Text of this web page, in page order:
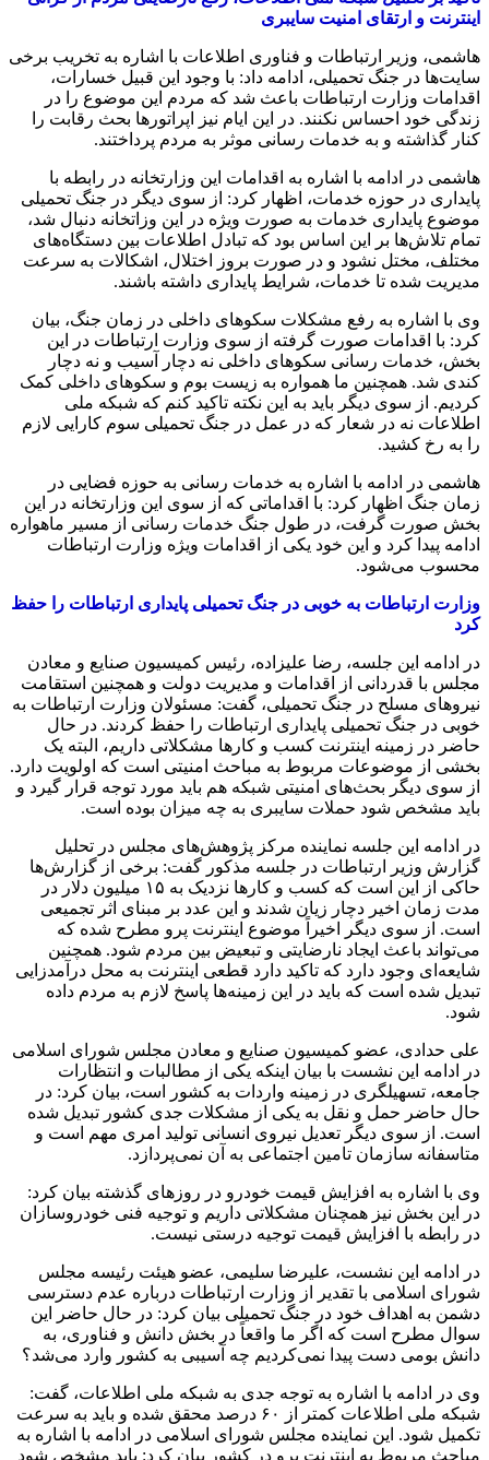
اینترنت و ارتقای امنیت سایبری
هاشمی، وزیر ارتباطات و فناوری اطلاعات با اشاره به تخریب برخی
سایت‌ها در جنگ تحمیلی، ادامه داد: با وجود این قبیل خسارات،
اقدامات وزارت ارتباطات باعث شد که مردم این موضوع را در
زندگی خود احساس نکنند. در این ایام نیز اپراتورها بحث رقابت را
کنار گذاشته و به خدمات رسانی موثر به مردم پرداختند.
هاشمی در ادامه با اشاره به اقدامات این وزارتخانه در رابطه با
پایداری در حوزه خدمات، اظهار کرد: از سوی دیگر در جنگ تحمیلی
موضوع پایداری خدمات به صورت ویژه در این وزاتخانه دنبال شد،
تمام تلاش‌ها بر این اساس بود که تبادل اطلاعات بین دستگاه‌های
مختلف، مختل نشود و در صورت بروز اختلال، اشکالات به سرعت
مدیریت شده تا خدمات، شرایط پایداری داشته باشند.
وی با اشاره به رفع مشکلات سکوهای داخلی در زمان جنگ، بیان
کرد: با اقدامات صورت گرفته از سوی وزارت ارتباطات در این
بخش، خدمات رسانی سکوهای داخلی نه دچار آسیب و نه دچار
کندی شد. همچنین ما همواره به زیست بوم و سکوهای داخلی کمک
کردیم. از سوی دیگر باید به این نکته تاکید کنم که شبکه ملی
اطلاعات نه در شعار که در عمل در جنگ تحمیلی سوم کارایی لازم
را به رخ کشید.
هاشمی در ادامه با اشاره به خدمات رسانی به حوزه فضایی در
زمان جنگ اظهار کرد: با اقداماتی که از سوی این وزارتخانه در این
بخش صورت گرفت، در طول جنگ خدمات رسانی از مسیر ماهواره
ادامه پیدا کرد و این خود یکی از اقدامات ویژه وزارت ارتباطات
محسوب می‌شود.
وزارت ارتباطات به خوبی در جنگ تحمیلی پایداری ارتباطات را حفظ
کرد
در ادامه این جلسه، رضا علیزاده، رئیس کمیسیون صنایع و معادن
مجلس با قدردانی از اقدامات و مدیریت دولت و همچنین استقامت
نیروهای مسلح در جنگ تحمیلی، گفت: مسئولان وزارت ارتباطات به
خوبی در جنگ تحمیلی پایداری ارتباطات را حفظ کردند. در حال
حاضر در زمینه اینترنت کسب و کارها مشکلاتی داریم، البته یک
بخشی از موضوعات مربوط به مباحث امنیتی است که اولویت دارد.
از سوی دیگر بحث‌های امنیتی شبکه هم باید مورد توجه قرار گیرد و
باید مشخص شود حملات سایبری به چه میزان بوده است.
در ادامه این جلسه نماینده مرکز پژوهش‌های مجلس در تحلیل
گزارش وزیر ارتباطات در جلسه مذکور گفت: برخی از گزارش‌ها
حاکی از این است که کسب و کارها نزدیک به ۱۵ میلیون دلار در
مدت زمان اخیر دچار زیان شدند و این عدد بر مبنای اثر تجمیعی
است. از سوی دیگر اخیراً موضوع اینترنت پرو مطرح شده که
می‌تواند باعث ایجاد نارضایتی و تبعیض بین مردم شود. همچنین
شایعه‌ای وجود دارد که تاکید دارد قطعی اینترنت به محل درآمدزایی
تبدیل شده است که باید در این زمینه‌ها پاسخ لازم به مردم داده
شود.
علی حدادی، عضو کمیسیون صنایع و معادن مجلس شورای اسلامی
در ادامه این نشست با بیان اینکه یکی از مطالبات و انتظارات
جامعه، تسهیلگری در زمینه واردات به کشور است، بیان کرد: در
حال حاضر حمل و نقل به یکی از مشکلات جدی کشور تبدیل شده
است. از سوی دیگر تعدیل نیروی انسانی تولید امری مهم است و
متاسفانه سازمان تامین اجتماعی به آن نمی‌پردازد.
وی با اشاره به افزایش قیمت خودرو در روزهای گذشته بیان کرد:
در این بخش نیز همچنان مشکلاتی داریم و توجیه فنی خودروسازان
در رابطه با افزایش قیمت توجیه درستی نیست.
در ادامه این نشست، علیرضا سلیمی، عضو هیئت رئیسه مجلس
شورای اسلامی با تقدیر از وزارت ارتباطات درباره عدم دسترسی
دشمن به اهداف خود در جنگ تحمیلی بیان کرد: در حال حاضر این
سوال مطرح است که اگر ما واقعاً در بخش دانش و فناوری، به
دانش بومی دست پیدا نمی‌کردیم چه آسیبی به کشور وارد می‌شد؟
وی در ادامه با اشاره به توجه جدی به شبکه ملی اطلاعات، گفت:
شبکه ملی اطلاعات کمتر از ۶۰ درصد محقق شده و باید به سرعت
تکمیل شود. این نماینده مجلس شورای اسلامی در ادامه با اشاره به
مباحث مربوط به اینترنت پرو در کشور بیان کرد: باید مشخص شود